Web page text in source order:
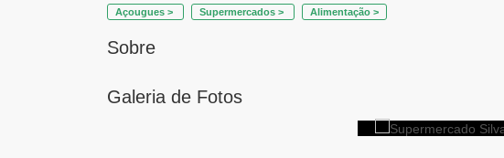
Açougues > Supermercados > Alimentação >
Sobre
Galeria de Fotos